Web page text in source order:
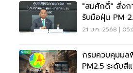
"สมศักดิ์" สั่งก
รับมือฝุ่น PM
มาตรการ
21 ม.ค. 2568 |
กรมควบคุมม
PM2.5 ระดับ